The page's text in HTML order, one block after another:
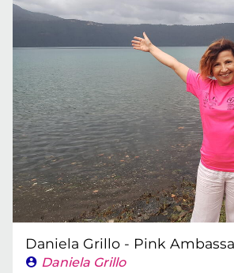
Daniela Grillo - Pink
Daniela Grillo